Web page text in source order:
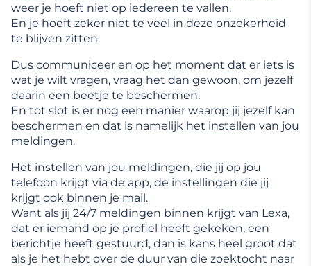
weer je hoeft niet op iedereen te vallen.
En je hoeft zeker niet te veel in deze onzekerheid
te blijven zitten.
Dus communiceer en op het moment dat er iets is
wat je wilt vragen, vraag het dan gewoon, om jezelf
daarin een beetje te beschermen.
En tot slot is er nog een manier waarop jij jezelf kan
beschermen en dat is namelijk het instellen van jou
meldingen.
Het instellen van jou meldingen, die jij op jou
telefoon krijgt via de app, de instellingen die jij
krijgt ook binnen je mail.
Want als jij 24/7 meldingen binnen krijgt van Lexa,
dat er iemand op je profiel heeft gekeken, een
berichtje heeft gestuurd, dan is kans heel groot dat
als je het hebt over de duur van die zoektocht naar